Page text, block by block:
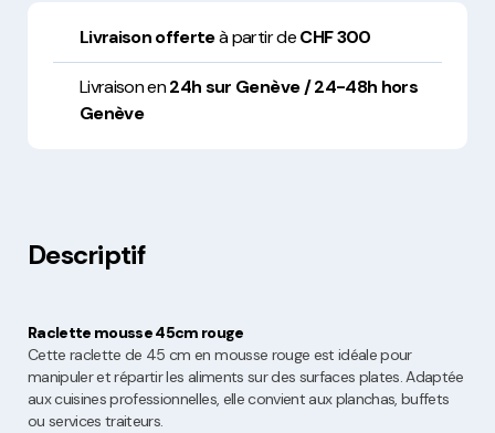
Livraison offerteà partir deCHF 300
Livraison en24h sur Genève / 24-48h hors
Genève
Descriptif
Raclette mousse 45cm rouge
Cette raclette de 45 cm en mousse rouge est idéale pour
manipuler et répartir les aliments sur des surfaces plates. Adaptée
aux cuisines professionnelles, elle convient aux planchas, buffets
ou services traiteurs.